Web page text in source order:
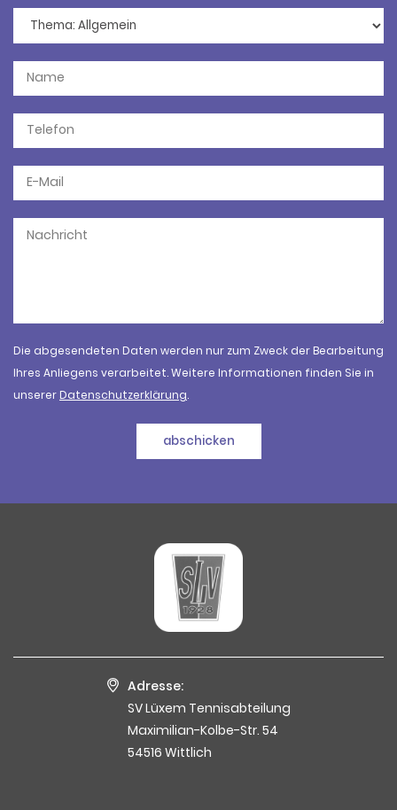
Die abgesendeten Daten werden nur zum Zweck der Bearbeitung
Ihres Anliegens verarbeitet. Weitere Informationen finden Sie in
unserer Datenschutzerklärung.
abschicken
Adresse:
SV Lüxem Tennisabteilung
Maximilian-Kolbe-Str. 54
54516 Wittlich